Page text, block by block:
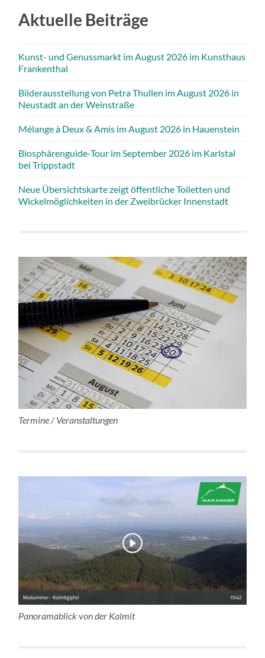
Aktuelle Beiträge
Kunst- und Genussmarkt im August 2026 im Kunsthaus
Frankenthal
Bilderausstellung von Petra Thullen im August 2026 in
Neustadt an der Weinstraße
Mélange à Deux & Amis im August 2026 in Hauenstein
Biosphärenguide-Tour im September 2026 im Karlstal
bei Trippstadt
Neue Übersichtskarte zeigt öffentliche Toiletten und
Wickelmöglichkeiten in der Zweibrücker Innenstadt
Termine / Veranstaltungen
Panoramablick von der Kalmit